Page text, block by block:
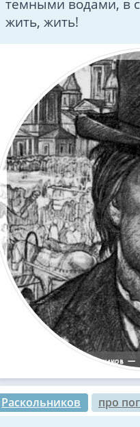
темными водами, в
жить, жить!
Раскольников про